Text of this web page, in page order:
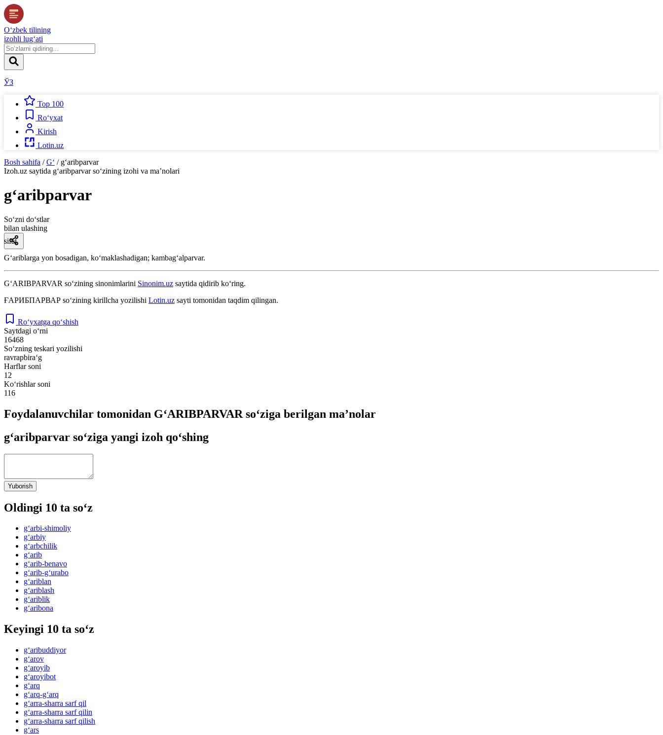
O‘zbek tilining
izohli lug‘ati
ЎЗ
Top 100
Ro‘yxat
Kirish
Lotin.uz
Bosh sahifa / G‘ / g‘aribparvar
Izoh.uz saytida g‘aribparvarso‘zining izohi va ma’nolari
g‘aribparvar
So‘zni do‘stlar
bilan ulashing
sifat
Gʻariblarga yon bosadigan, koʻmaklashadigan; kambagʻalparvar.
G‘ARIBPARVAR so‘zining sinonimlarini Sinonim.uz saytida qidirib ko‘ring.
ҒАРИБПАРВАР so‘zining kirillcha yozilishi Lotin.uz sayti tomonidan taqdim qilingan.
Ro‘yxatga qo‘shish
Saytdagi o‘rni
16468
So‘zning teskari yozilishi
ravrapbira‘g
Harflar soni
12
Ko‘rishlar soni
116
Foydalanuvchilar tomonidan G‘ARIBPARVAR so‘ziga berilgan ma’nolar
g‘aribparvar so‘ziga yangi izoh qo‘shing
Yuborish
Oldingi 10 ta so‘z
g‘arbi-shimoliy
g‘arbiy
g‘arbchilik
g‘arib
g‘arib-benavo
g‘arib-g‘urabo
g‘ariblan
g‘ariblash
g‘ariblik
g‘aribona
Keyingi 10 ta so‘z
g‘aribuddiyor
g‘arov
g‘aroyib
g‘aroyibot
g‘arq
g‘arq-g‘arq
g‘arra-sharra sarf qil
g‘arra-sharra sarf qilin
g‘arra-sharra sarf qilish
g‘ars